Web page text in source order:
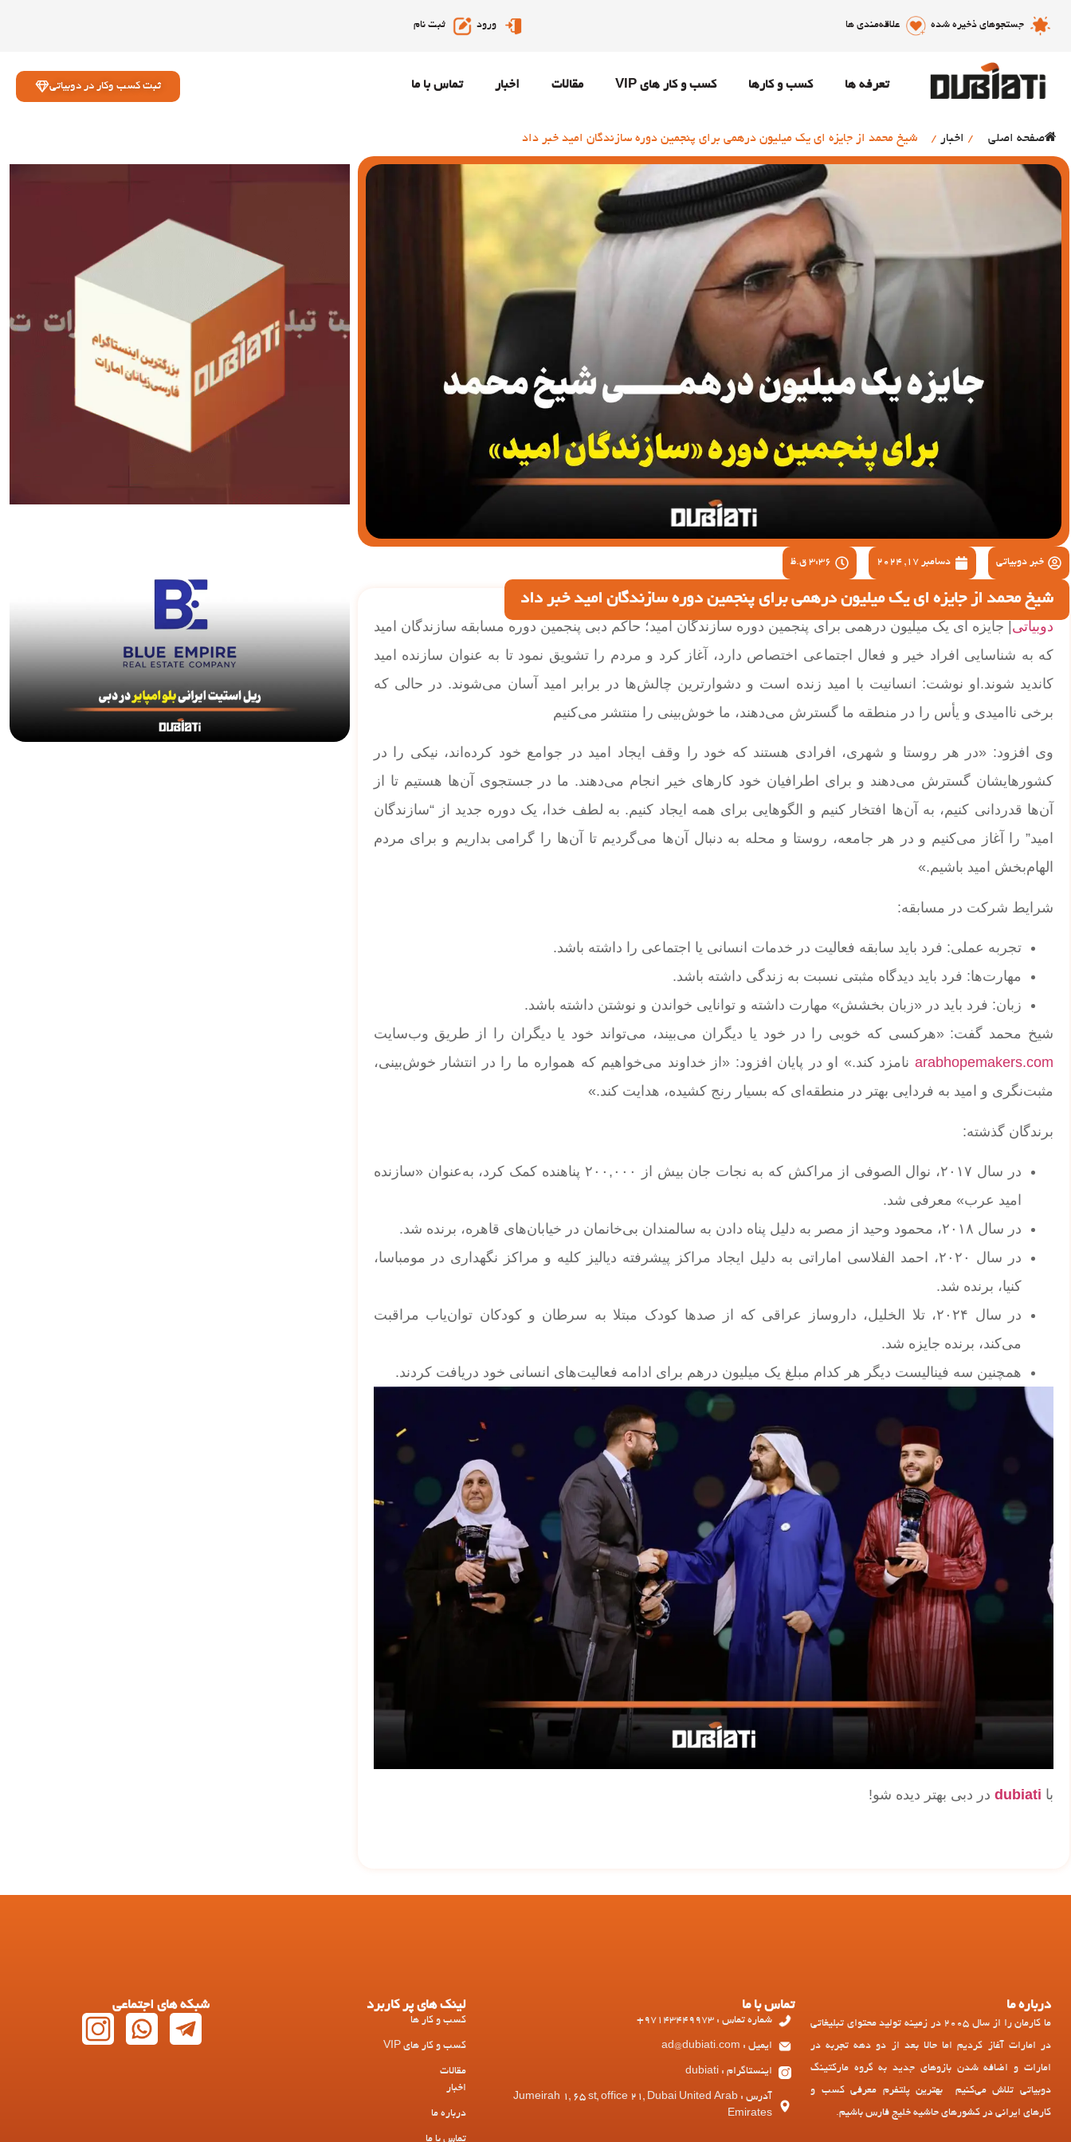
جستجوهای ذخیره شده علاقه‌مندی ها ورود ثبت نام
تعرفه ها کسب و کارها کسب و کار های VIP مقالات اخبار تماس با ما ثبت کسب وکار در دوبیاتی
صفحه اصلی / اخبار / شیخ محمد از جایزه ای یک میلیون درهمی برای پنجمین دوره سازندگان امید خبر داد
خبر دوبیاتی دسامبر 17, 2024 3:36 ق.ظ
شیخ محمد از جایزه ای یک میلیون درهمی برای پنجمین دوره سازندگان امید خبر داد
دوبیاتی | جایزه ای یک میلیون درهمی برای پنجمین دوره سازندگان امید؛ حاکم دبی پنجمین دوره مسابقه سازندگان امید
که به شناسایی افراد خیر و فعال اجتماعی اختصاص دارد، آغاز کرد و مردم را تشویق نمود تا به عنوان سازنده امید
کاندید شوند.او نوشت: انسانیت با امید زنده است و دشوارترین چالش‌ها در برابر امید آسان‌‌ می‌شوند. در حالی که
برخی ناامیدی و یأس را در منطقه ما گسترش می‌دهند، ما خوش‌بینی را منتشر می‌کنیم
وی افزود: «در هر روستا و شهری، افرادی هستند که خود را وقف ایجاد امید در جوامع خود کرده‌اند، نیکی را در
کشورهایشان گسترش می‌دهند و برای اطرافیان خود کارهای خیر انجام می‌دهند. ما در جستجوی آن‌ها هستیم تا از
آن‌ها قدردانی کنیم، به آن‌ها افتخار کنیم و الگوهایی برای همه ایجاد کنیم. به لطف خدا، یک دوره جدید از “سازندگان
امید” را آغاز می‌کنیم و در هر جامعه، روستا و محله به دنبال آن‌ها می‌گردیم تا آن‌ها را گرامی بداریم و برای مردم
الهام‌بخش امید باشیم.»
شرایط شرکت در مسابقه:
تجربه عملی: فرد باید سابقه فعالیت در خدمات انسانی یا اجتماعی را داشته باشد.
مهارت‌ها: فرد باید دیدگاه مثبتی نسبت به زندگی داشته باشد.
زبان: فرد باید در «زبان بخشش» مهارت داشته و توانایی خواندن و نوشتن داشته باشد.
شیخ محمد گفت: «هرکسی که خوبی را در خود یا دیگران می‌بیند، می‌تواند خود یا دیگران را از طریق وب‌سایت
arabhopemakers.com نامزد کند.» او در پایان افزود: «از خداوند می‌خواهیم که همواره ما را در انتشار خوش‌بینی،
مثبت‌نگری و امید به فردایی بهتر در منطقه‌ای که بسیار رنج کشیده، هدایت کند.»
برندگان گذشته:
در سال ۲۰۱۷، نوال الصوفی از مراکش که به نجات جان بیش از ۲۰۰,۰۰۰ پناهنده کمک کرد، به‌عنوان «سازنده
امید عرب» معرفی شد.
در سال ۲۰۱۸، محمود وحید از مصر به دلیل پناه دادن به سالمندان بی‌خانمان در خیابان‌های قاهره، برنده شد.
در سال ۲۰۲۰، احمد الفلاسی اماراتی به دلیل ایجاد مراکز پیشرفته دیالیز کلیه و مراکز نگهداری در مومباسا،
کنیا، برنده شد.
در سال ۲۰۲۴، تلا الخلیل، داروساز عراقی که از صدها کودک مبتلا به سرطان و کودکان توان‌یاب مراقبت
می‌کند، برنده جایزه شد.
همچنین سه فینالیست دیگر هر کدام مبلغ یک میلیون درهم برای ادامه فعالیت‌های انسانی خود دریافت کردند.
با dubiati در دبی بهتر دیده شو!
درباره ما
ما کارمان را از سال 2005 در زمینه تولید محتوای تبلیغاتی
در امارات آغاز کردیم اما حالا بعد از دو دهه تجربه در
امارات و اضافه شدن بازوهای جدید به گروه مارکتینگ
دوبیاتی تلاش می‌کنیم بهترین پلتفرم معرفی کسب و
کارهای ایرانی در کشورهای حاشیه خلیج فارس باشیم.
تماس با ما
شماره تماس : 97143449973+
ایمیل : ad@dubiati.com
اینستاگرام : dubiati
آدرس : Jumeirah 1, 65 st, office 21, Dubai United Arab
Emirates
لینک های پر کاربرد
کسب و کار ها
کسب و کار های VIP
مقالات
اخبار
درباره ما
شبکه های اجتماعی